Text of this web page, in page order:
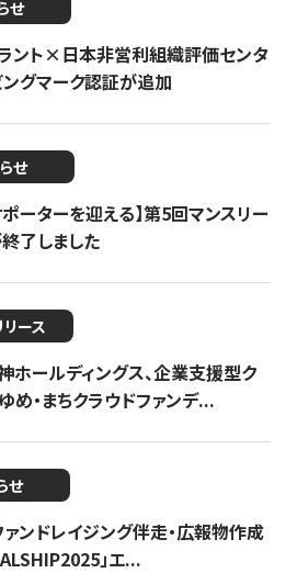
せ
ラント×日本非営利組織評価センタ
ングマーク認証が追加
せ
ーターを迎える】​​第5回マンスリー
了しました
ース
ホールディングス、企業支援型ク
め・まちクラウドファンデ...
せ
ンドレイジング伴走・広報物作成
」エ...